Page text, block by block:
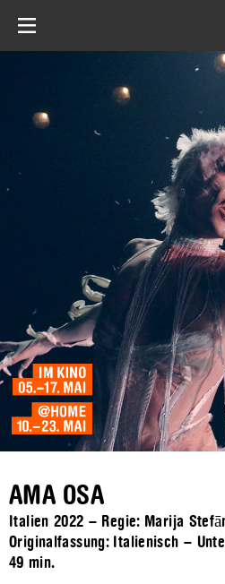
AMA OSA
Italien 2022 – Regie: Marija
Originalfassung: Italienisch –
49 min.